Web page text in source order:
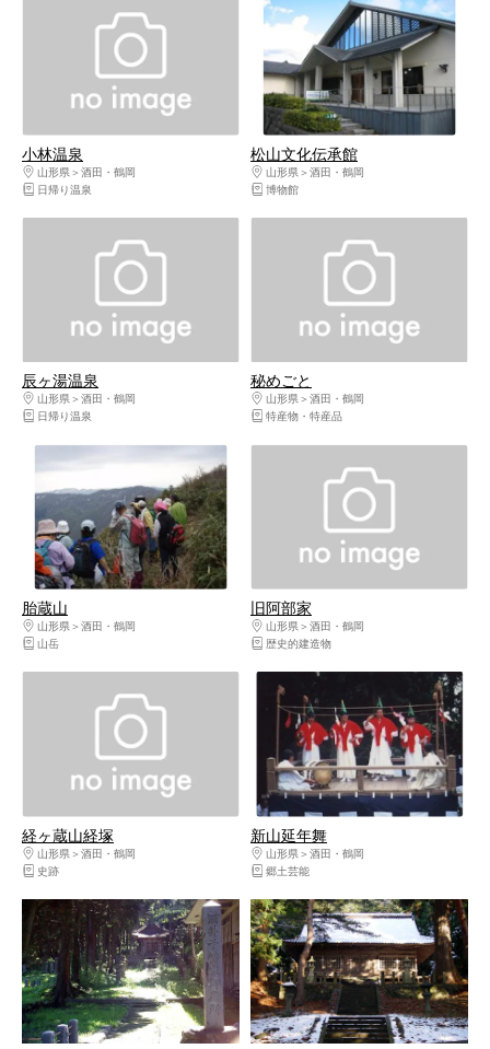
小林温泉
山形県
酒田・鶴岡
日帰り温泉
松山文化伝承館
山形県
酒田・鶴岡
博物館
辰ヶ湯温泉
山形県
酒田・鶴岡
日帰り温泉
秘めごと
山形県
酒田・鶴岡
特産物・特産品
胎蔵山
山形県
酒田・鶴岡
山岳
旧阿部家
山形県
酒田・鶴岡
歴史的建造物
経ヶ蔵山経塚
山形県
酒田・鶴岡
史跡
新山延年舞
山形県
酒田・鶴岡
郷土芸能